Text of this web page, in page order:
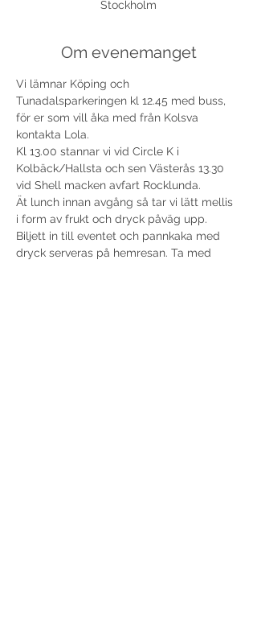
Stockholm
Om evenemanget
Vi lämnar Köping och
Tunadalsparkeringen kl 12.45 med buss,
för er som vill åka med från Kolsva
kontakta Lola.
Kl 13.00 stannar vi vid Circle K i
Kolbäck/Hallsta och sen Västerås 13.30
vid Shell macken avfart Rocklunda.
Ät lunch innan avgång så tar vi lätt mellis
i form av frukt och dryck påväg upp.
Biljett in till eventet och pannkaka med
dryck serveras på hemresan. Ta med